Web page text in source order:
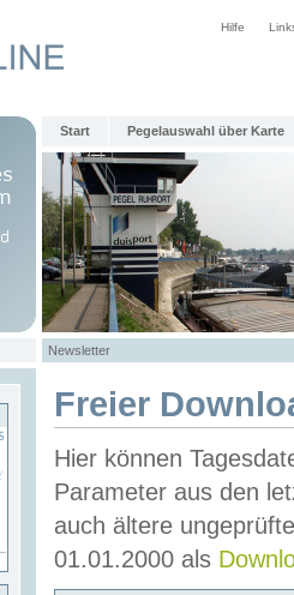
Hilfe
Start Pegelauswahl über Karte
Newsletter
Freier
Hier können
Parameter aus den
auch ältere
01.01.2000 als